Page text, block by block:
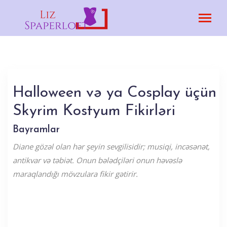
Halloween və ya Cosplay üçün
Skyrim Kostyum Fikirləri
Bayramlar
Diane gözəl olan hər şeyin sevgilisidir; musiqi, incəsənət,
antikvar və təbiət. Onun bələdçiləri onun həvəslə
maraqlandığı mövzulara fikir gətirir.